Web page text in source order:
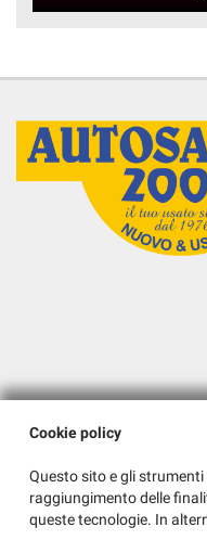
Cookie policy
Questo sito e gli
raggiungimento delle
queste tecnologie. In